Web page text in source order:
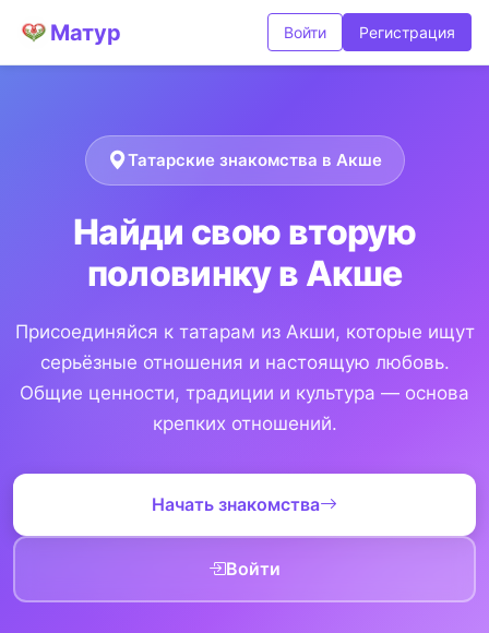
Матур Войти Регистрация
Татарские знакомства в Акше
Найди свою вторую
половинку в Акше
Присоединяйся к татарам из Акши, которые ищут
серьёзные отношения и настоящую любовь.
Общие ценности, традиции и культура — основа
крепких отношений.
Начать знакомства
Войти